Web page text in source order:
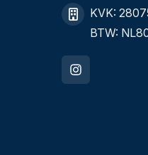
KVK:
BTW: